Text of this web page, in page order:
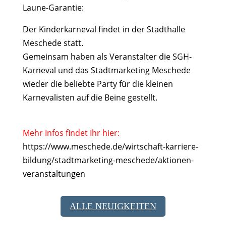
Laune-Garantie:
Der Kinderkarneval findet in der Stadthalle
Meschede statt.
Gemeinsam haben als Veranstalter die SGH-
Karneval und das Stadtmarketing Meschede
wieder die beliebte Party für die kleinen
Karnevalisten auf die Beine gestellt.
Mehr Infos findet Ihr hier:
https://www.meschede.de/wirtschaft-karriere-
bildung/stadtmarketing-meschede/aktionen-
veranstaltungen
ALLE NEUIGKEITEN